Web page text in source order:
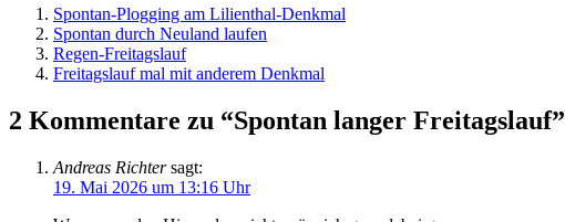
Spontan-Plogging am Lilienthal-Denkmal
Spontan durch Neuland laufen
Regen-Freitagslauf
Freitagslauf mal mit anderem Denkmal
2 Kommentare zu “Spontan langer Freitagslauf”
Andreas Richter sagt:
19. Mai 2026 um 13:16 Uhr